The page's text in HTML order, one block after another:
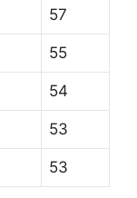
57
55
54
53
53